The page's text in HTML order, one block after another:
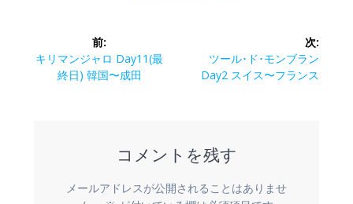
稿
前:
前
キリマンジャロ Day11(最
終日) 韓国〜成田
次:
次
の
ツール･ド･モンブラン
Day2 スイス〜フランス
コメントを残す
メールアドレスが公開されることはありませ